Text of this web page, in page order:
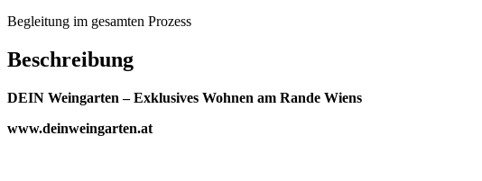
Begleitung im gesamten Prozess
Beschreibung
DEIN Weingarten – Exklusives Wohnen am Rande Wiens
www.deinweingarten.at